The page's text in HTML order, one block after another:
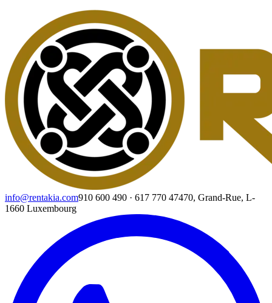
info@rentakia.com910 600 490 · 617 770 47470, Grand-Rue, L-
1660 Luxembourg